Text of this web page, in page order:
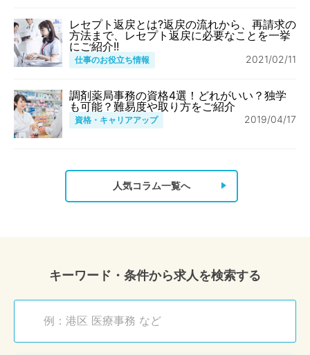
レセプト返戻とは?返戻の流れから、再請求の
方法まで、レセプト返戻に必要なことを一挙
にご紹介!!
仕事のお役立ち情報 2021/02/11
調剤薬局事務の資格4選！どれがいい？独学
も可能？難易度や取り方をご紹介
資格・キャリアアップ 2019/04/17
人気コラム一覧へ
キーワード・条件から求人を検索する